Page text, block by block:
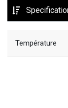
Température